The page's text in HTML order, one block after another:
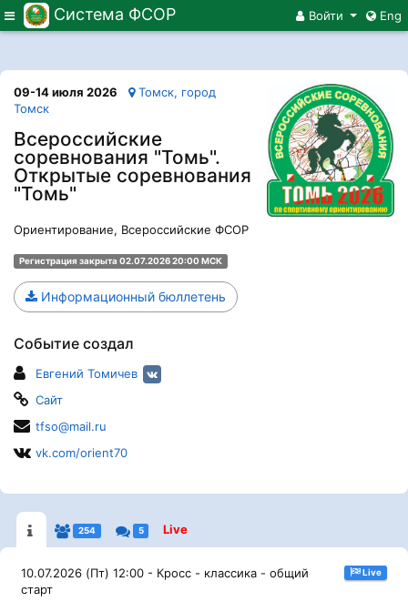
Меню Система ФСОР Войти Eng
09-14 июля 2026
Томск, город
Томск
Всероссийские
соревнования "Томь".
Открытые соревнования
"Томь"
Ориентирование, Всероссийские ФСОР
Регистрация закрыта 02.07.2026 20:00 МСК
Информационный бюллетень
Событие создал
Евгений Томичев
Сайт
tfso@mail.ru
vk.com/orient70
254 5 Live
10.07.2026 (Пт) 12:00 - Кросс - классика - общий
старт
Live